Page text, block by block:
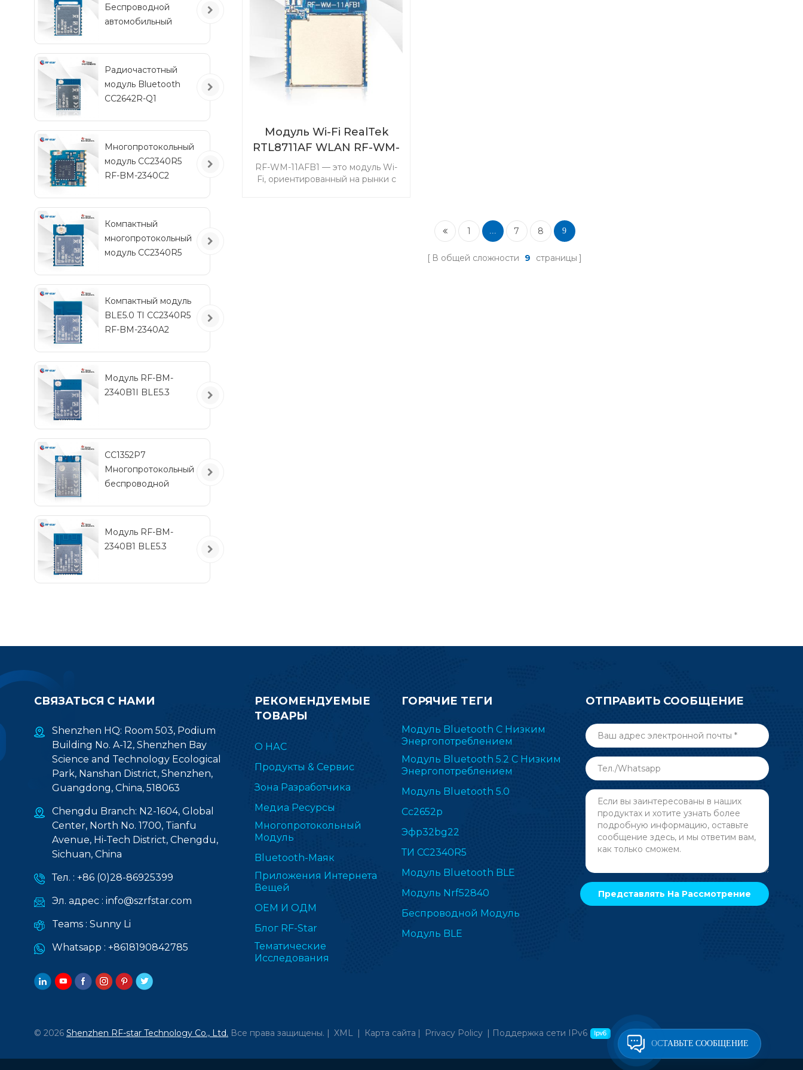
сенсорного мониторинга.
Выберите передатчик и
трансивер CC1310 433 МГц, чтобы
упростить работу с устройствами
Модуль Wi-Fi RealTek
RTL8711AF WLAN RF-WM-
11AFB1
RF-WM-11AFB1 — это модуль Wi-
Fi, ориентированный на рынки с
1 7 8 9
В общей сложности 9 страницы
Беспроводной
автомобильный
энергопотреблением
RF-BM-2340QB1
Радиочастотный
модуль Bluetooth
CC2642R-Q1
транспортных
средств
Многопротокольный
модуль CC2340R5
RF-BM-2340C2
Компактный
многопротокольный
модуль CC2340R5
Компактный модуль
BLE5.0 TI CC2340R5
RF-BM-2340A2
Модуль RF-BM-
2340B1I BLE5.3
CC1352P7
Многопротокольный
беспроводной
RF-TI1352P2
Модуль RF-BM-
2340B1 BLE5.3
СВЯЗАТЬСЯ С НАМИ
Shenzhen HQ: Room 503, Podium
Building No. A-12, Shenzhen Bay
Science and Technology Ecological
Park, Nanshan District, Shenzhen,
Guangdong, China, 518063
Chengdu Branch: N2-1604, Global
Center, North No. 1700, Tianfu
Avenue, Hi-Tech District, Chengdu,
Sichuan, China
Тел. : +86 (0)28-86925399
Эл. адрес : info@szrfstar.com
Teams : Sunny Li
Whatsapp : +8618190842785
РЕКОМЕНДУЕМЫЕ
ТОВАРЫ
О НАС
Продукты & Сервис
Зона Разработчика
Медиа Ресурсы
Многопротокольный
Модуль
Bluetooth-Маяк
Приложения Интернета
Вещей
ОЕМ И ОДМ
Блог RF-Star
Тематические
Исследования
ГОРЯЧИЕ ТЕГИ
Модуль Bluetooth С Низким
Энергопотреблением
Модуль Bluetooth 5.2 С Низким
Энергопотреблением
Модуль Bluetooth 5.0
Cc2652p
Эфр32bg22
ТИ CC2340R5
Модуль Bluetooth BLE
Модуль Nrf52840
Беспроводной Модуль
Модуль BLE
ОТПРАВИТЬ СООБЩЕНИЕ
© 2026 Shenzhen RF-star Technology Co., Ltd. Все права защищены. | XML | Карта сайта | Privacy Policy | Поддержка сети IPv6
ОСТАВЬТЕ СООБЩЕНИЕ